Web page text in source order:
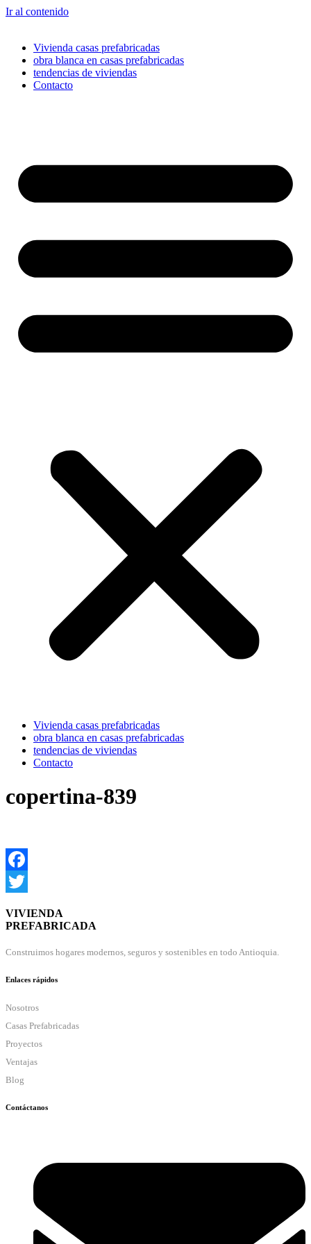
Ir al contenido
Vivienda casas prefabricadas
obra blanca en casas prefabricadas
tendencias de viviendas
Contacto
Vivienda casas prefabricadas
obra blanca en casas prefabricadas
tendencias de viviendas
Contacto
copertina-839
Facebook
VIVIENDA
PREFABRICADA
Construimos hogares modernos, seguros y sostenibles en todo Antioquia.
Enlaces rápidos
Nosotros
Casas Prefabricadas
Proyectos
Ventajas
Blog
Contáctanos